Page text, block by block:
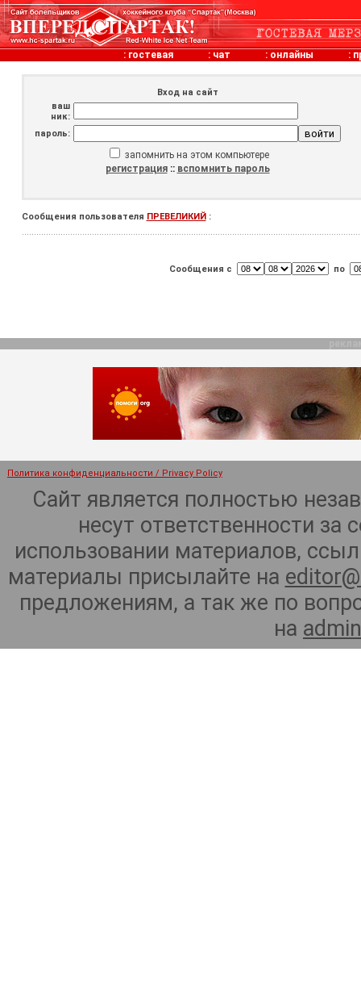
: гостевая : чат : онлайны :
Вход на сайт
ваш
ник:
пароль:
запомнить на этом компьютере
регистрация:: вспомнить пароль
Сообщения пользователя ПРЕВЕЛИКИЙ:
Сообщения с по
Политика конфиденциальности / Privacy Policy
Сайт является полностью
несут ответственности
использовании материалов,
материалы присылайте на
предложениям, а так же по
на